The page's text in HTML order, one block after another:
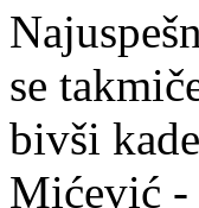
se
bivši
Mićević -